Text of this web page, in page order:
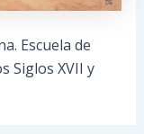
Escuela de
Siglos XVII y